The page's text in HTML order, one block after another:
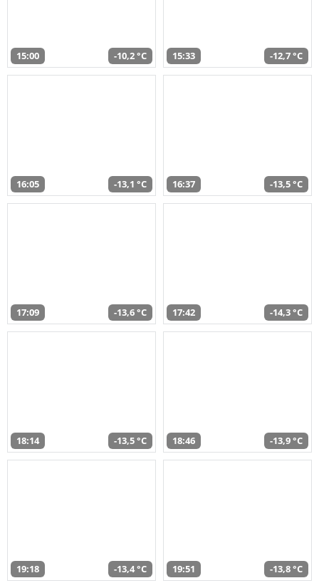
15:00 -10,2 °C 15:33 -12,7 °C
16:05 -13,1 °C 16:37 -13,5 °C
17:09 -13,6 °C 17:42 -14,3 °C
18:14 -13,5 °C 18:46 -13,9 °C
19:18 -13,4 °C 19:51 -13,8 °C